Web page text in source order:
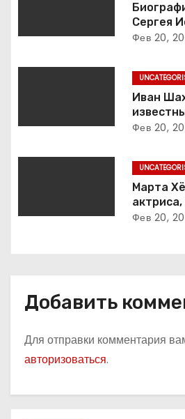
п
и
я
Сергея
Фев 20,
Иван
Фев 20,
Марта
фото и
Фев 20,
Добавить
Для отправки комментария
авторизоваться.